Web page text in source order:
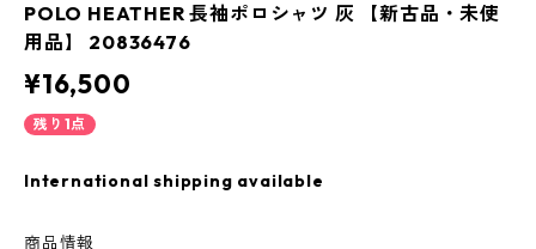
POLO HEATHER 長袖ポロシャツ 灰 【新古品・未使
用品】 20836476
¥16,500
残り1点
International shipping available
商品情報